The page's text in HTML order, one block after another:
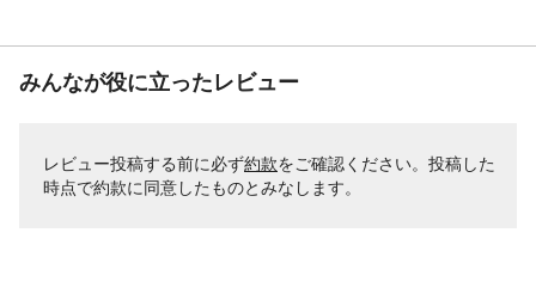
みんなが役に立ったレビュー
レビュー投稿する前に必ず約款をご確認ください。投稿した
時点で約款に同意したものとみなします。